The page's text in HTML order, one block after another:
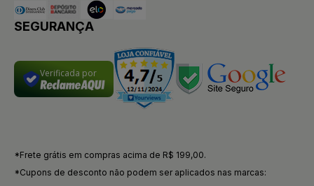
SEGURANÇA
Verificada por
*Frete grátis em compras acima de R$ 199,00.
*Cupons de desconto não podem ser aplicados nas marcas: